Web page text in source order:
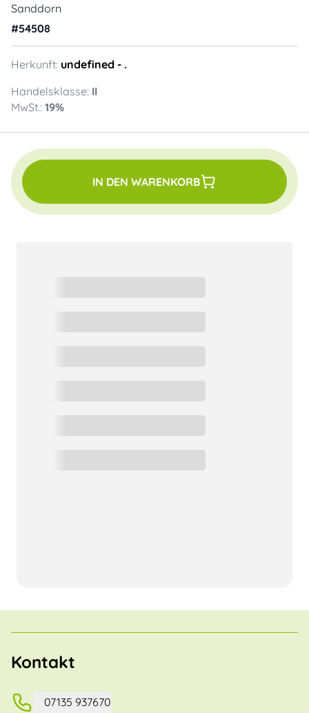
Sanddorn
#54508
Herkunft: undefined - .
Handelsklasse: II
MwSt.: 19%
IN DEN WARENKORB
Kontakt
07135 937670